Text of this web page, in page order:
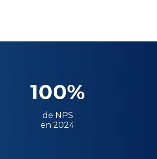
100%
de NPS
en 2024